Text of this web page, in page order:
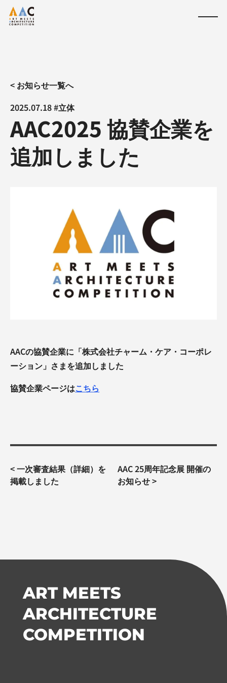
< お知らせ一覧へ
2025.07.18 #立体
AAC2025 協賛企業を
追加しました
AACの協賛企業に「株式会社チャーム・ケア・コーポレ
ーション」さまを追加しました
協賛企業ページはこちら
投
稿
<一次審査結果（詳細）を
掲載しました
AAC 25周年記念展 開催の
お知らせ>
ART MEETS
ARCHITECTURE
COMPETITION